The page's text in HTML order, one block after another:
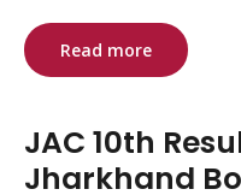
Read more
JAC 10th
Jharkhand